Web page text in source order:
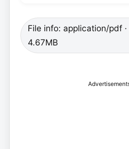
File info: application/pdf
4.67MB